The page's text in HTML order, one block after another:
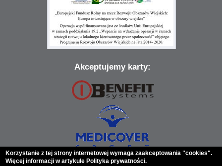
Akceptujemy karty:
Korzystanie z tej strony internetowej wymaga zaakceptowania "cookies".
Więcej informacji w artykule Polityka prywatności.